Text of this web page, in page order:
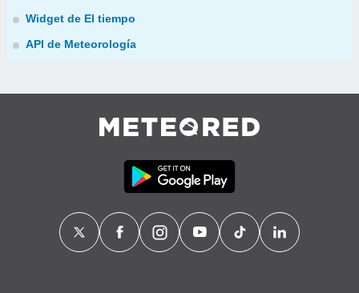
Widget de El tiempo
API de Meteorología